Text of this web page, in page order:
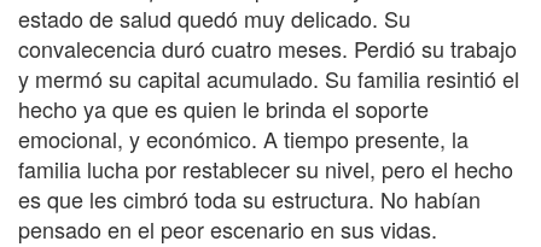
estado de salud quedó muy delicado. Su
convalecencia duró cuatro meses. Perdió su trabajo
y mermó su capital acumulado. Su familia resintió el
hecho ya que es quien le brinda el soporte
emocional, y económico. A tiempo presente, la
familia lucha por restablecer su nivel, pero el hecho
es que les cimbró toda su estructura. No habían
pensado en el peor escenario en sus vidas.